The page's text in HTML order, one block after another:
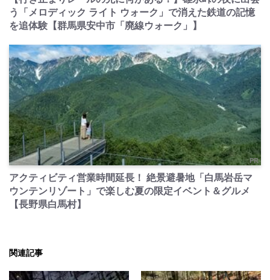
う「メロディック ライト ウォーク」で消えた鉄道の記憶
を追体験【群馬県安中市「廃線ウォーク」】
PR
アクティビティ営業時間延長！ 絶景避暑地「白馬岩岳マ
ウンテンリゾート」で楽しむ夏の限定イベント＆グルメ
【長野県白馬村】
関連記事